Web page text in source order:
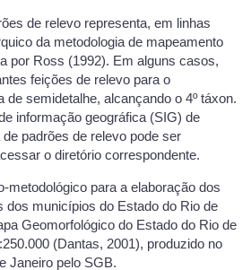
de relevo representa, em linhas
da metodologia de mapeamento
por Ross (1992). Em alguns casos,
feições de relevo para o
de semidetalhe, alcançando o 4º táxon.
informação geográfica (SIG) de
padrões de relevo pode ser
o diretório correspondente.
metodológico para a elaboração dos
dos municípios do Estado do Rio de
Geomorfológico do Estado do Rio de
(Dantas, 2001), produzido no
Janeiro pelo SGB.